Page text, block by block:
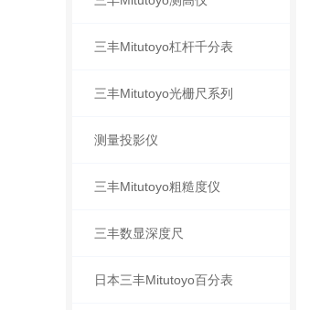
三丰Mitutoyo杠杆千分表
三丰Mitutoyo光栅尺系列
测量投影仪
三丰Mitutoyo粗糙度仪
三丰数显深度尺
日本三丰Mitutoyo百分表